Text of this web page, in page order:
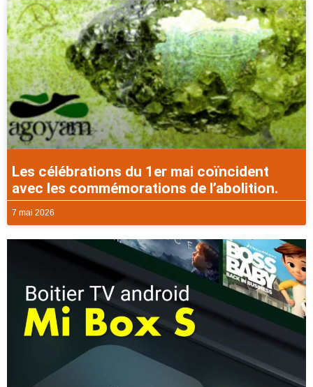
Les célébrations du 1er mai coïncident
avec les commémorations de l’abolition.
7 mai 2026